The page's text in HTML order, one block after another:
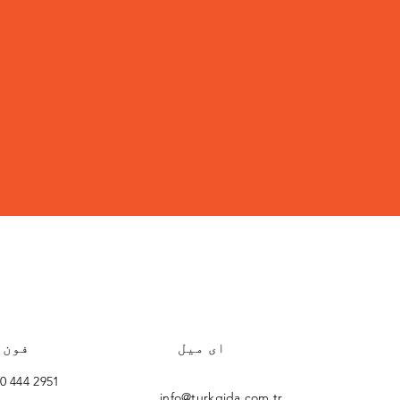
فون
444 2951
ای میل